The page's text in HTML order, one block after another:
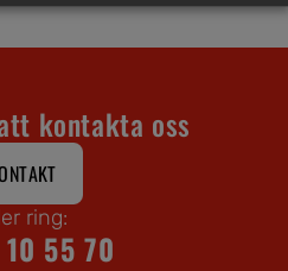
kontakta oss
ring:
55 70